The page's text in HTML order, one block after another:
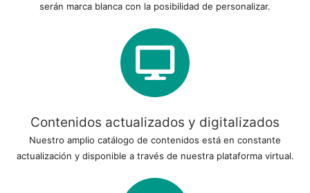
serán marca blanca con la posibilidad de personalizar.
Contenidos actualizados y digitalizados
Nuestro amplio catálogo de contenidos está en constante
actualización y disponible a través de nuestra plataforma virtual.